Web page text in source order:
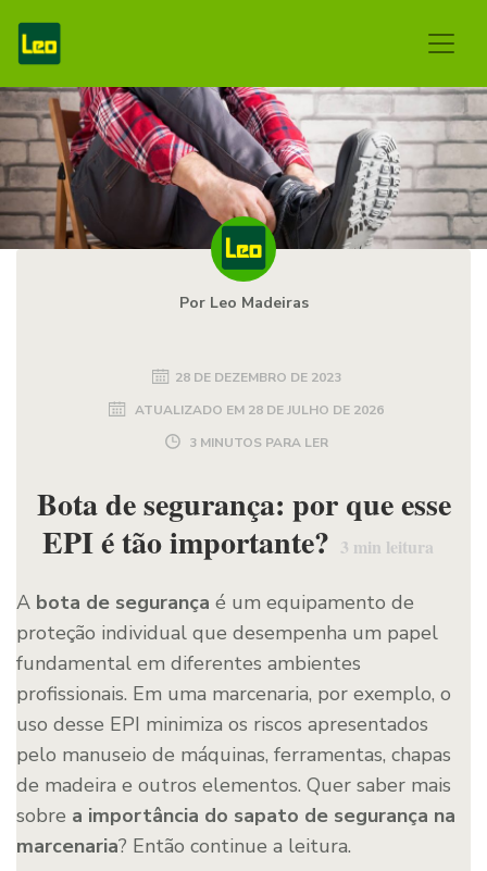
Por Leo Madeiras
28 DE DEZEMBRO DE 2023
ATUALIZADO EM 28 DE JULHO DE 2026
3 MINUTOS PARA LER
Bota de segurança: por que esse
EPI é tão importante? 3 min leitura
A bota de segurança é um equipamento de
proteção individual que desempenha um papel
fundamental em diferentes ambientes
profissionais. Em uma marcenaria, por exemplo, o
uso desse EPI minimiza os riscos apresentados
pelo manuseio de máquinas, ferramentas, chapas
de madeira e outros elementos. Quer saber mais
sobre a importância do sapato de segurança na
marcenaria? Então continue a leitura.